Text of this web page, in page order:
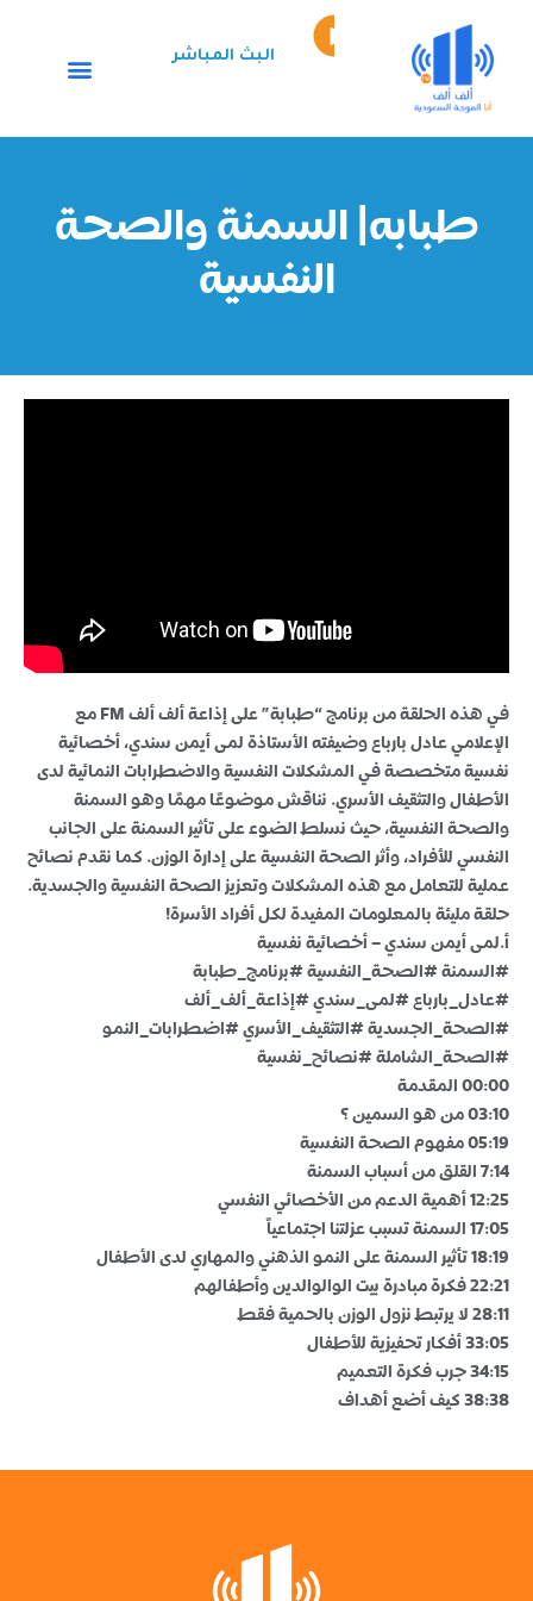
المحتوى
Episode
play
البث المباشر
طبابه| السمنة والصحة
النفسية
في هذه الحلقة من برنامج “طبابة” على إذاعة ألف ألف FM مع
الإعلامي عادل بارباع وضيفته الأستاذة لمى أيمن سندي، أخصائية
نفسية متخصصة في المشكلات النفسية والاضطرابات النمائية لدى
الأطفال والتثقيف الأسري. نناقش موضوعًا مهمًا وهو السمنة
والصحة النفسية، حيث نسلط الضوء على تأثير السمنة على الجانب
النفسي للأفراد، وأثر الصحة النفسية على إدارة الوزن. كما نقدم نصائح
عملية للتعامل مع هذه المشكلات وتعزيز الصحة النفسية والجسدية.
حلقة مليئة بالمعلومات المفيدة لكل أفراد الأسرة!
أ.لمى أيمن سندي – أخصائية نفسية
#السمنة #الصحة_النفسية #برنامج_طبابة
#عادل_بارباع #لمى_سندي #إذاعة_ألف_ألف
#الصحة_الجسدية #التثقيف_الأسري #اضطرابات_النمو
#الصحة_الشاملة #نصائح_نفسية
00:00 المقدمة
03:10 من هو السمين ؟
05:19 مفهوم الصحة النفسية
7:14 القلق من أسباب السمنة
12:25 أهمية الدعم من الأخصائي النفسي
17:05 السمنة تسبب عزلتنا اجتماعياً
18:19 تأثير السمنة على النمو الذهني والمهاري لدى الأطفال
22:21 فكرة مبادرة بيت الوالوالدين وأطفالهم
28:11 لا يرتبط نزول الوزن بالحمية فقط
33:05 أفكار تحفيزية للأطفال
34:15 جرب فكرة التعميم
38:38 كيف أضع أهداف